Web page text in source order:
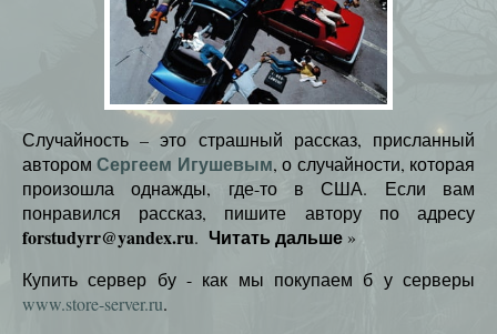
Случайность – это страшный рассказ, присланный
авторомСергеем Игушевым, о случайности, которая
произошла однажды, где-то в США. Если вам
понравился рассказ, пишите автору по адресу
forstudyrr@yandex.ru. Читать дальше »
Купить сервер бу - как мы покупаем б у серверы
www.store-server.ru.